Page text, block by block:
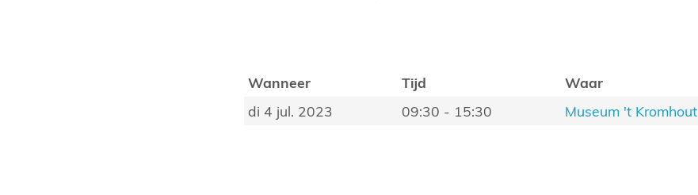
Wanneer Tijd
Waar
di 4 jul. 2023
09:30 - 15:30 Museum 't Kromhout